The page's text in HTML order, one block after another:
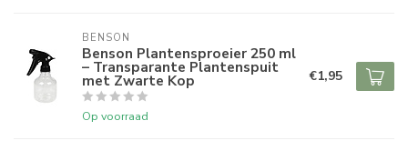
BENSON
Benson Plantensproeier 250 ml
– Transparante Plantenspuit
met Zwarte Kop
Op voorraad
€1,95